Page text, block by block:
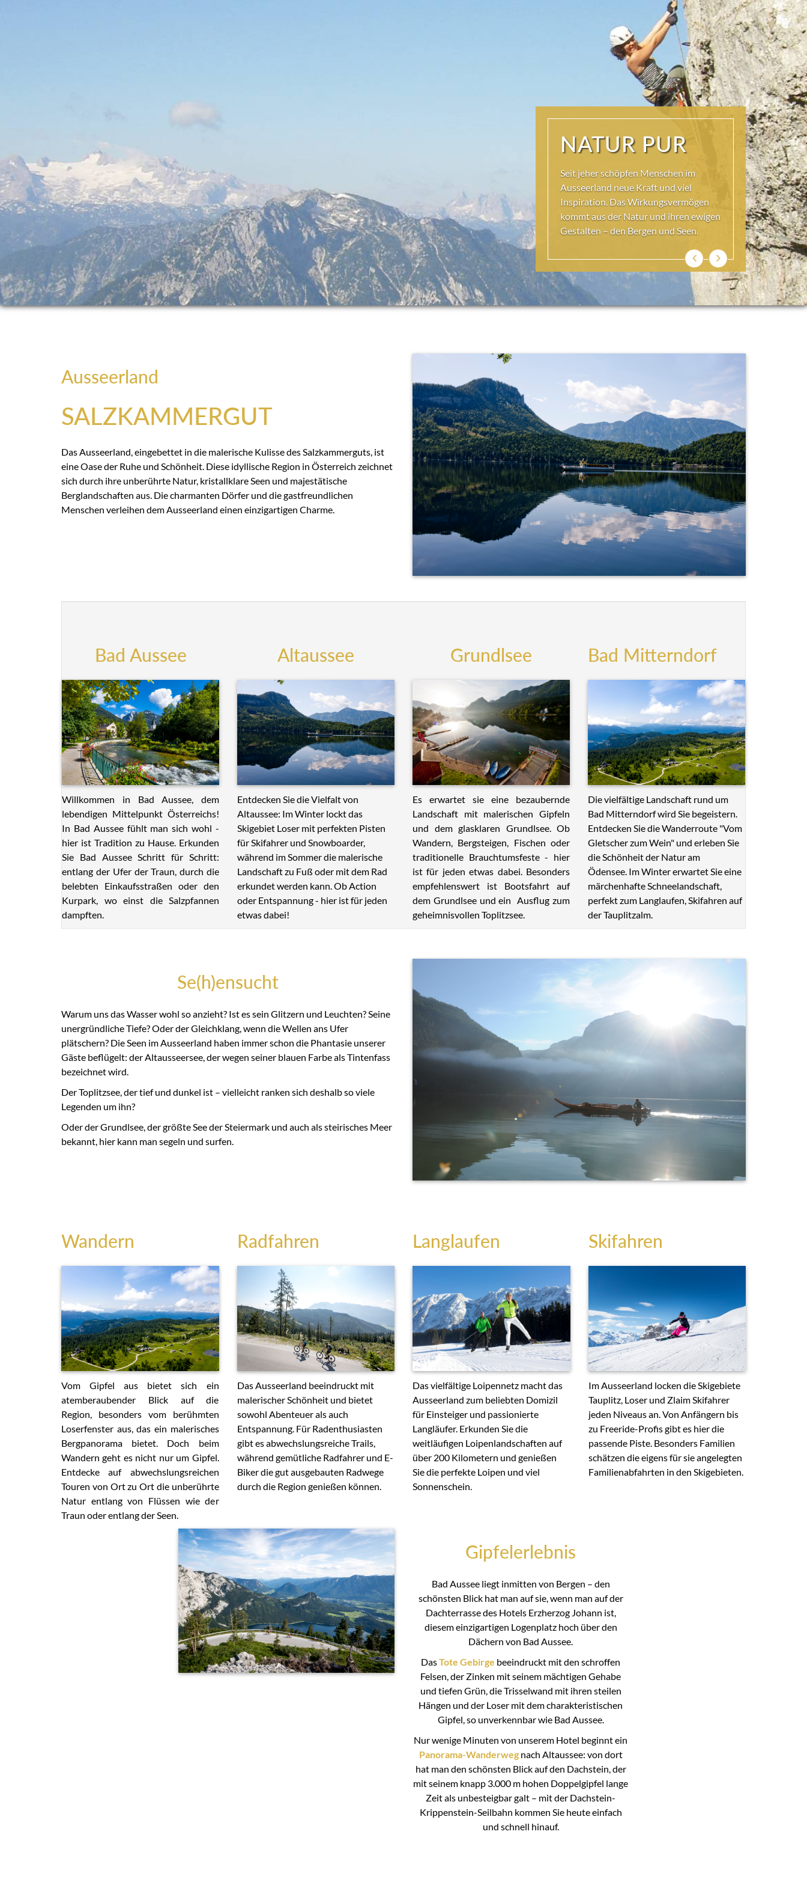
PRACHT DER
TRACHT
Trachtenhauptstadt Österreichs – hier
begegnen Sie auf Schritt und Tritt der
berühmten Ausseer Tracht,
traditionellem Handwerk und
sorgfältig gepflegtem Brauchtum.
ZurückWeiter
Ausseerland
SALZKAMMERGUT
Das Ausseerland, eingebettet in die malerische Kulisse des Salzkammerguts, ist
eine Oase der Ruhe und Schönheit. Diese idyllische Region in Österreich zeichnet
sich durch ihre unberührte Natur, kristallklare Seen und majestätische
Berglandschaften aus. Die charmanten Dörfer und die gastfreundlichen
Menschen verleihen dem Ausseerland einen einzigartigen Charme.
Bad Aussee
Willkommen in Bad Aussee, dem
lebendigen Mittelpunkt Österreichs!
In Bad Aussee fühlt man sich wohl -
hier ist Tradition zu Hause. Erkunden
Sie Bad Aussee Schritt für Schritt:
entlang der Ufer der Traun, durch die
belebten Einkaufsstraßen oder den
Kurpark, wo einst die Salzpfannen
dampften.
Altaussee
Entdecken Sie die Vielfalt von
Altaussee: Im Winter lockt das
Skigebiet Loser mit perfekten Pisten
für Skifahrer und Snowboarder,
während im Sommer die malerische
Landschaft zu Fuß oder mit dem Rad
erkundet werden kann. Ob Action
oder Entspannung - hier ist für jeden
etwas dabei!
Grundlsee
Es erwartet sie eine bezaubernde
Landschaft mit malerischen Gipfeln
und dem glasklaren Grundlsee. Ob
Wandern, Bergsteigen, Fischen oder
traditionelle Brauchtumsfeste - hier
ist für jeden etwas dabei. Besonders
empfehlenswert ist Bootsfahrt auf
dem Grundlsee und ein Ausflug zum
geheimnisvollen Toplitzsee.
Bad Mitterndorf
Die vielfältige Landschaft rund um
Bad Mitterndorf wird Sie begeistern.
Entdecken Sie die Wanderroute "Vom
Gletscher zum Wein" und erleben Sie
die Schönheit der Natur am
Ödensee. Im Winter erwartet Sie eine
märchenhafte Schneelandschaft,
perfekt zum Langlaufen, Skifahren auf
der Tauplitzalm.
Se(h)ensucht
Warum uns das Wasser wohl so anzieht? Ist es sein Glitzern und Leuchten? Seine
unergründliche Tiefe? Oder der Gleichklang, wenn die Wellen ans Ufer
plätschern? Die Seen im Ausseerland haben immer schon die Phantasie unserer
Gäste beflügelt: der Altausseersee, der wegen seiner blauen Farbe als Tintenfass
bezeichnet wird.
Der Toplitzsee, der tief und dunkel ist – vielleicht ranken sich deshalb so viele
Legenden um ihn?
Oder der Grundlsee, der größte See der Steiermark und auch als steirisches Meer
bekannt, hier kann man segeln und surfen.
Wandern
Vom Gipfel aus bietet sich ein
atemberaubender Blick auf die
Region, besonders vom berühmten
Loserfenster aus, das ein malerisches
Bergpanorama bietet. Doch beim
Wandern geht es nicht nur um Gipfel.
Entdecke auf abwechslungsreichen
Touren von Ort zu Ort die unberührte
Natur entlang von Flüssen wie der
Traun oder entlang der Seen.
Radfahren
Das Ausseerland beeindruckt mit
malerischer Schönheit und bietet
sowohl Abenteuer als auch
Entspannung. Für Radenthusiasten
gibt es abwechslungsreiche Trails,
während gemütliche Radfahrer und E-
Biker die gut ausgebauten Radwege
durch die Region genießen können.
Langlaufen
Das vielfältige Loipennetz macht das
Ausseerland zum beliebten Domizil
für Einsteiger und passionierte
Langläufer. Erkunden Sie die
weitläufigen Loipenlandschaften auf
über 200 Kilometern und genießen
Sie die perfekte Loipen und viel
Sonnenschein.
Skifahren
Im Ausseerland locken die Skigebiete
Tauplitz, Loser und Zlaim Skifahrer
jeden Niveaus an. Von Anfängern bis
zu Freeride-Profis gibt es hier die
passende Piste. Besonders Familien
schätzen die eigens für sie angelegten
Familienabfahrten in den Skigebieten.
Gipfelerlebnis
Bad Aussee liegt inmitten von Bergen – den
schönsten Blick hat man auf sie, wenn man auf der
Dachterrasse des Hotels Erzherzog Johann ist,
diesem einzigartigen Logenplatz hoch über den
Dächern von Bad Aussee.
DasTote Gebirge beeindruckt mit den schroffen
Felsen, der Zinken mit seinem mächtigen Gehabe
und tiefen Grün, die Trisselwand mit ihren steilen
Hängen und der Loser mit dem charakteristischen
Gipfel, so unverkennbar wie Bad Aussee.
Nur wenige Minuten von unserem Hotel beginnt ein
Panorama-Wanderwegnach Altaussee: von dort
hat man den schönsten Blick auf den Dachstein, der
mit seinem knapp 3.000 m hohen Doppelgipfel lange
Zeit als unbesteigbar galt – mit der Dachstein-
Krippenstein-Seilbahn kommen Sie heute einfach
und schnell hinauf.